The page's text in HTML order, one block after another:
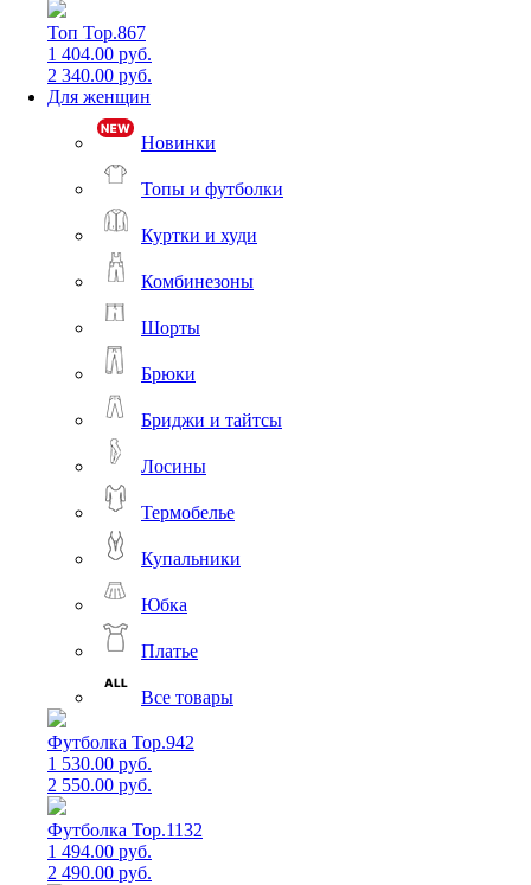
Топ Top.867
1 404.00 руб.
2 340.00 руб.
Для женщин
Новинки
Топы и футболки
Куртки и худи
Комбинезоны
Шорты
Брюки
Бриджи и тайтсы
Лосины
Термобелье
Купальники
Юбка
Платье
Все товары
Футболка Top.942
1 530.00 руб.
2 550.00 руб.
Футболка Top.1132
1 494.00 руб.
2 490.00 руб.